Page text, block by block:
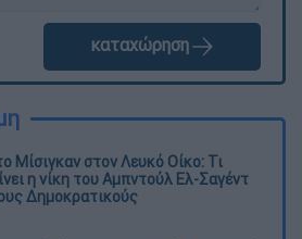
καταχώρηση
Μίσιγκαν στον Λευκό Οίκο: Τι
η νίκη του Αμπντούλ Ελ-Σαγέντ
Δημοκρατικούς